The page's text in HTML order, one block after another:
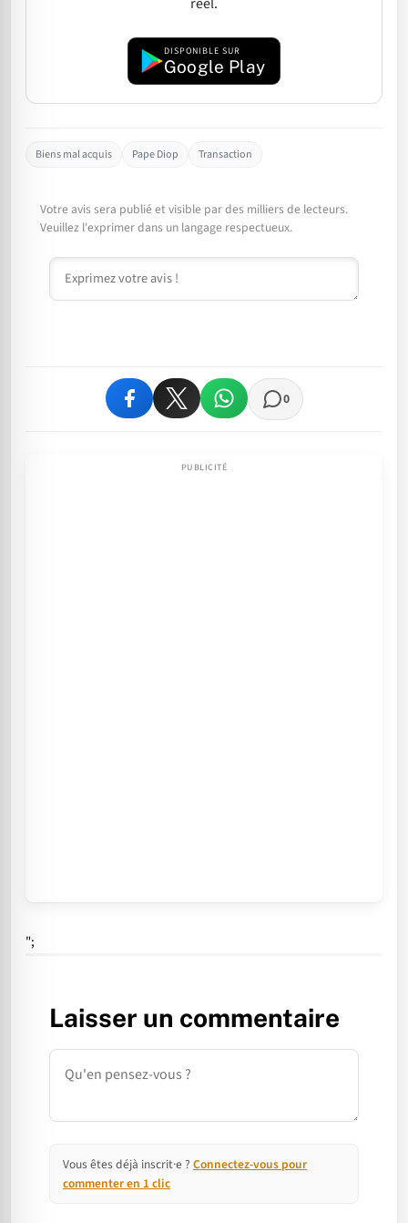
DISPONIBLE SUR
Google Play
Biens mal acquis Pape Diop Transaction
Votre avis sera publié et visible par des milliers de lecteurs.
Veuillez l'exprimer dans un langage respectueux.
Commentaire
0
";
Laisser un commentaire
Commentaire
Vous êtes déjà inscrit·e ? Connectez-vous pour
commenter en 1 clic